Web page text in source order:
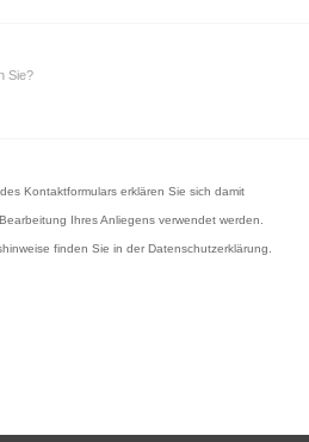
Sie?
Kontaktformulars erklären Sie sich damit
Ihres Anliegens verwendet werden.
finden Sie in derDatenschutzerklärung